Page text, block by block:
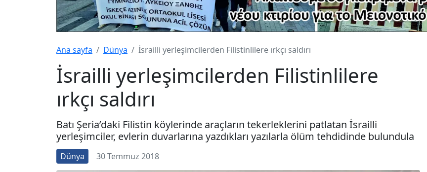
Ana sayfa Dünya İsrailli yerleşimcilerden Filistinlilere ırkçı saldırı
İsrailli yerleşimcilerden Filistinlilere
ırkçı saldırı
Batı Şeria’daki Filistin köylerinde araçların tekerleklerini patlatan İsrailli
yerleşimciler, evlerin duvarlarına yazdıkları yazılarla ölüm tehdidinde bulundula
Dünya 30 Temmuz 2018